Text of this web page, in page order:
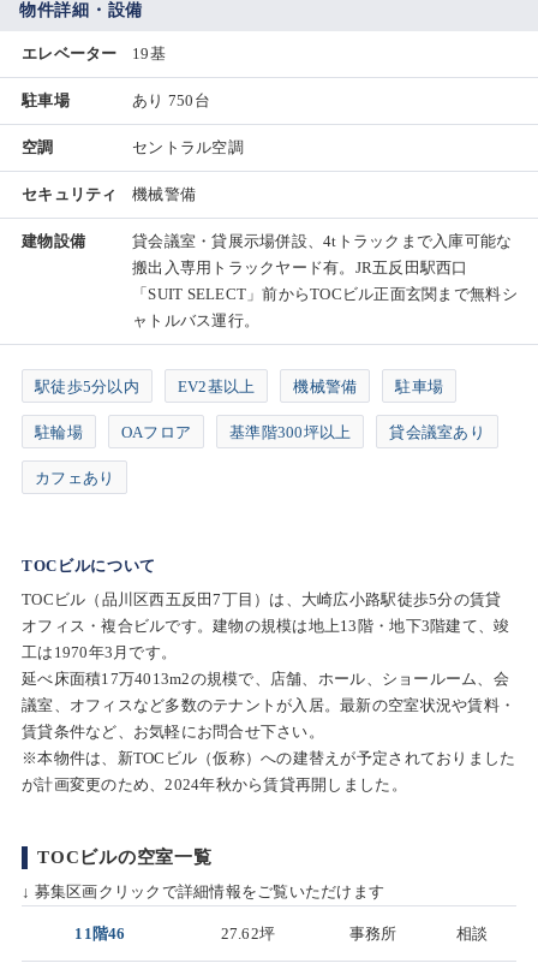
物件詳細・設備
エレベーター 19基
駐車場 あり 750台
空調 セントラル空調
セキュリティ 機械警備
建物設備
貸会議室・貸展示場併設、4tトラックまで入庫可能な
搬出入専用トラックヤード有。JR五反田駅西口
「SUIT SELECT」前からTOCビル正面玄関まで無料シ
ャトルバス運行。
駅徒歩5分以内 EV2基以上 機械警備 駐車場
駐輪場 OAフロア 基準階300坪以上 貸会議室あり
カフェあり
TOCビルについて
TOCビル（品川区西五反田7丁目）は、大崎広小路駅徒歩5分の賃貸
オフィス・複合ビルです。建物の規模は地上13階・地下3階建て、竣
工は1970年3月です。
延べ床面積17万4013m2の規模で、店舗、ホール、ショールーム、会
議室、オフィスなど多数のテナントが入居。最新の空室状況や賃料・
賃貸条件など、お気軽にお問合せ下さい。
※本物件は、新TOCビル（仮称）への建替えが予定されておりました
が計画変更のため、2024年秋から賃貸再開しました。
TOCビルの空室一覧
↓ 募集区画クリックで詳細情報をご覧いただけます
11階46 27.62坪 事務所 相談